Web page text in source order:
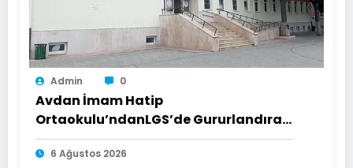
Admin 0
Avdan İmam Hatip
Ortaokulu’ndanLGS’de Gururlandıran
Başarı
6 Ağustos 2026